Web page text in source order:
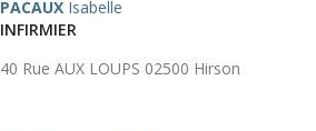
PACAUX Isabelle
INFIRMIER
40 Rue AUX LOUPS 02500 Hirson